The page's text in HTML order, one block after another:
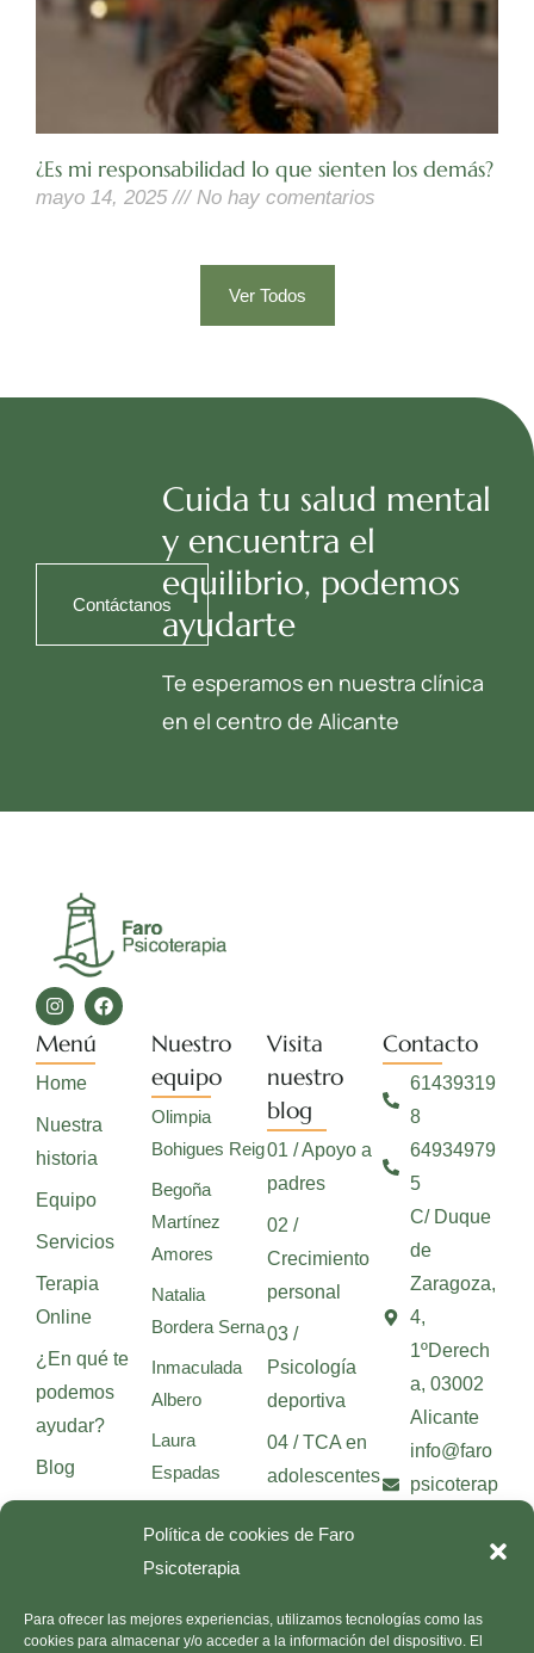
Política de cookies de Faro
Psicoterapia
Para ofrecer las mejores experiencias, utilizamos tecnologías como las
cookies para almacenar y/o acceder a la información del dispositivo. El
¿Es mi responsabilidad lo que sienten los demás?
mayo 14, 2025 No hay comentarios
Ver Todos
Contáctanos
Cuida tu salud mental
y encuentra el
equilibrio, podemos
ayudarte
Te esperamos en nuestra clínica
en el centro de Alicante
Menú
Home
Nuestra
historia
Equipo
Servicios
Terapia
Online
¿En qué te
podemos
ayudar?
Blog
Nuestro
equipo
Olimpia
Bohigues Reig
Begoña
Martínez
Amores
Natalia
Bordera Serna
Inmaculada
Albero
Laura
Espadas
Neus Galindo
Visita
nuestro
blog
01 / Apoyo a
padres
02 /
Crecimiento
personal
03 /
Psicología
deportiva
04 / TCA en
adolescentes
artículos
Contacto
61439319
8
64934979
5
C/ Duque
de
Zaragoza,
4,
1ºDerech
a, 03002
Alicante
info@faro
psicoterap